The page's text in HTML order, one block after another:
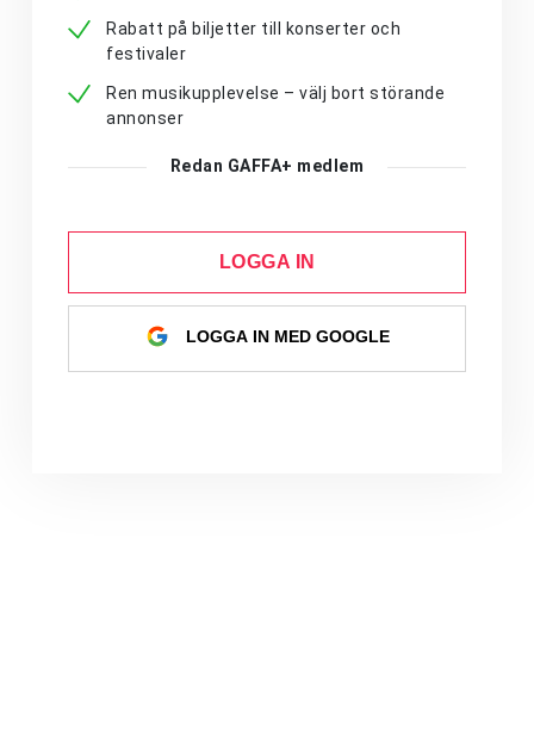
Rabatt på biljetter till konserter och
festivaler
Ren musikupplevelse – välj bort störande
annonser
Redan GAFFA+ medlem
LOGGA IN
LOGGA IN MED GOOGLE